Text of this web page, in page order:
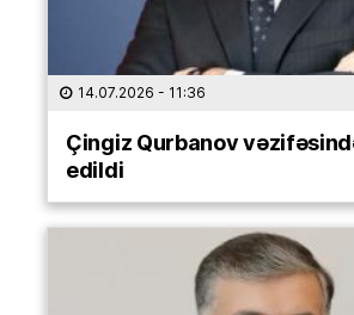
14.07.2026 - 11:36
Çingiz Qurbanov
edildi